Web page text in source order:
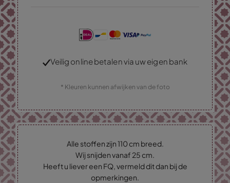
Veilig online betalen via uw eigen bank
* Kleuren kunnen afwijken van de foto
Alle stoffen zijn 110 cm breed.
Wij snijden vanaf 25 cm.
Heeft u liever een FQ, vermeld dit dan bij de
opmerkingen.